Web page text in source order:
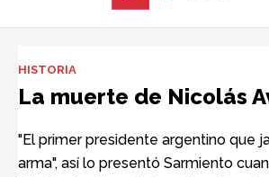
Hoy
HISTORIA
La muerte de Nicolás
"El primer presidente argentino que
arma", así lo presentó Sarmiento